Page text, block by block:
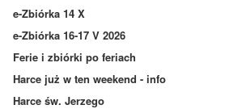
e-Zbiórka 14 X
e-Zbiórka 16-17 V 2026
Ferie i zbiórki po feriach
Harce już w ten weekend - info
Harce św. Jerzego